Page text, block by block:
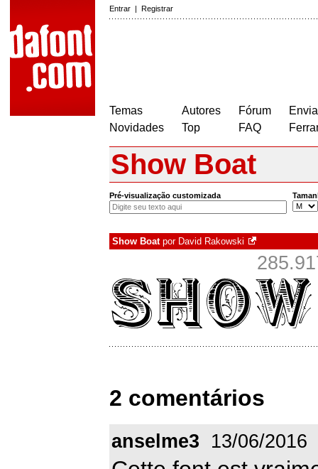
Entrar | Registrar
Temas
Novidades
Autores
Top
Fórum
FAQ
Show Boat
Pré-visualização customizada
Show Boatpor David Rakowski
2 comentários
anselme3 13/06/2016